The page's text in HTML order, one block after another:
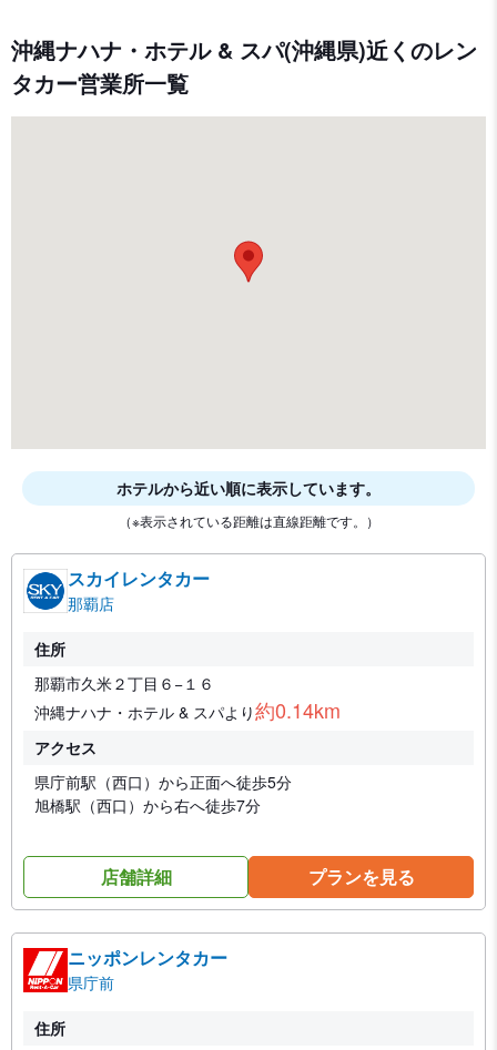
沖縄ナハナ・ホテル & スパ(沖縄県)近くのレン
タカー営業所一覧
ホテルから近い順に表示しています。
（※表示されている距離は直線距離です。）
スカイレンタカー
那覇店
住所
那覇市久米２丁目６−１６
沖縄ナハナ・ホテル & スパより約0.14km
アクセス
県庁前駅（西口）から正面へ徒歩5分
旭橋駅（西口）から右へ徒歩7分
店舗詳細 プランを見る
ニッポンレンタカー
県庁前
住所